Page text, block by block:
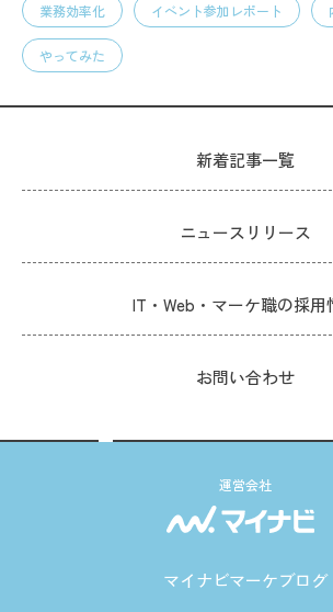
業務効率化 イベント参加レポート
やってみた
新着記事一覧
ニュースリリース
IT・Web・マーケ職の採用
お問い合わせ
運営会社
マイナビマーケブログ